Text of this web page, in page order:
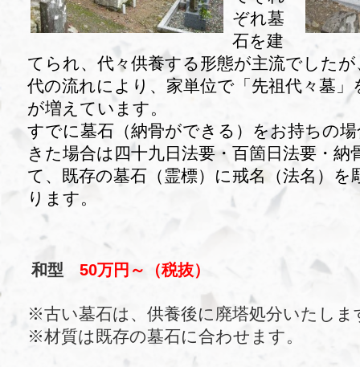
ぞれ墓
石を建
てられ、代々供養する形態が主流でした
代の流れにより、家単位で「先祖代々墓」
が増えています。
すでに墓石（納骨ができる）をお持ちの
きた場合は四十九日法要・百箇日法要・納
て、既存の墓石（霊標）に戒名（法名）を
ります。
和型 50万円～（税抜）
※古い墓石は、供養後に廃塔処分いたしま
※材質は既存の墓石に合わせます。